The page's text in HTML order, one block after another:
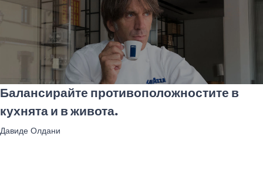
Балансирайте противоположностите в
кухнята и в живота.
Давиде Олдани